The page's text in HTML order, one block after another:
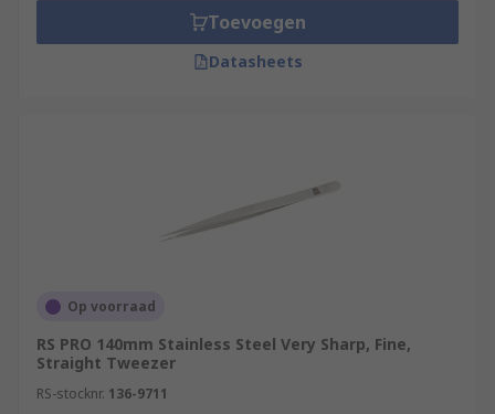
Toevoegen
Datasheets
Op voorraad
RS PRO 140mm Stainless Steel Very Sharp, Fine,
Straight Tweezer
RS-stocknr. 136-9711